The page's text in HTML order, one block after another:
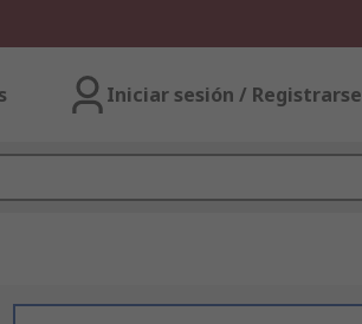
Iniciar sesión / Registrarse